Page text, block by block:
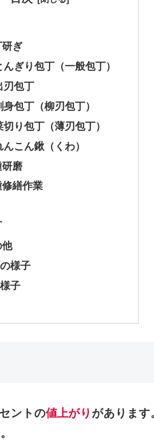
ぎ
んぎり包丁（一般包丁）
刃包丁
身包丁（柳刃包丁）
切り包丁（薄刃包丁）
んこん鍬（くわ）
磨
繕作業
他
様子
子
ントの値上がり があります